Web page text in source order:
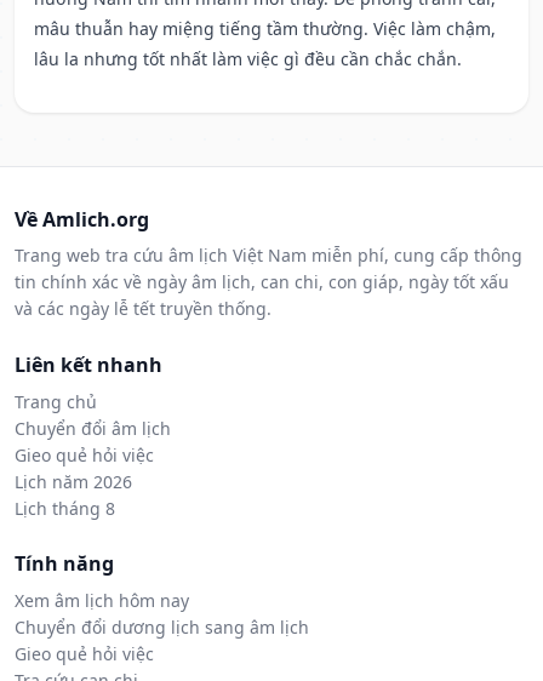
mâu thuẫn hay miệng tiếng tầm thường. Việc làm chậm,
lâu la nhưng tốt nhất làm việc gì đều cần chắc chắn.
Về Amlich.org
Trang web tra cứu âm lịch Việt Nam miễn phí, cung cấp thông
tin chính xác về ngày âm lịch, can chi, con giáp, ngày tốt xấu
và các ngày lễ tết truyền thống.
Liên kết nhanh
Trang chủ
Chuyển đổi âm lịch
Gieo quẻ hỏi việc
Lịch năm 2026
Lịch tháng 8
Tính năng
Xem âm lịch hôm nay
Chuyển đổi dương lịch sang âm lịch
Gieo quẻ hỏi việc